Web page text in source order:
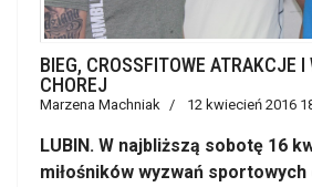
BIEG, CROSSFITOWE ATRAKCJE I
CHOREJ
Marzena Machniak 12 kwiecień 2016
LUBIN. W najbliższą sobotę 16
miłośników wyzwań